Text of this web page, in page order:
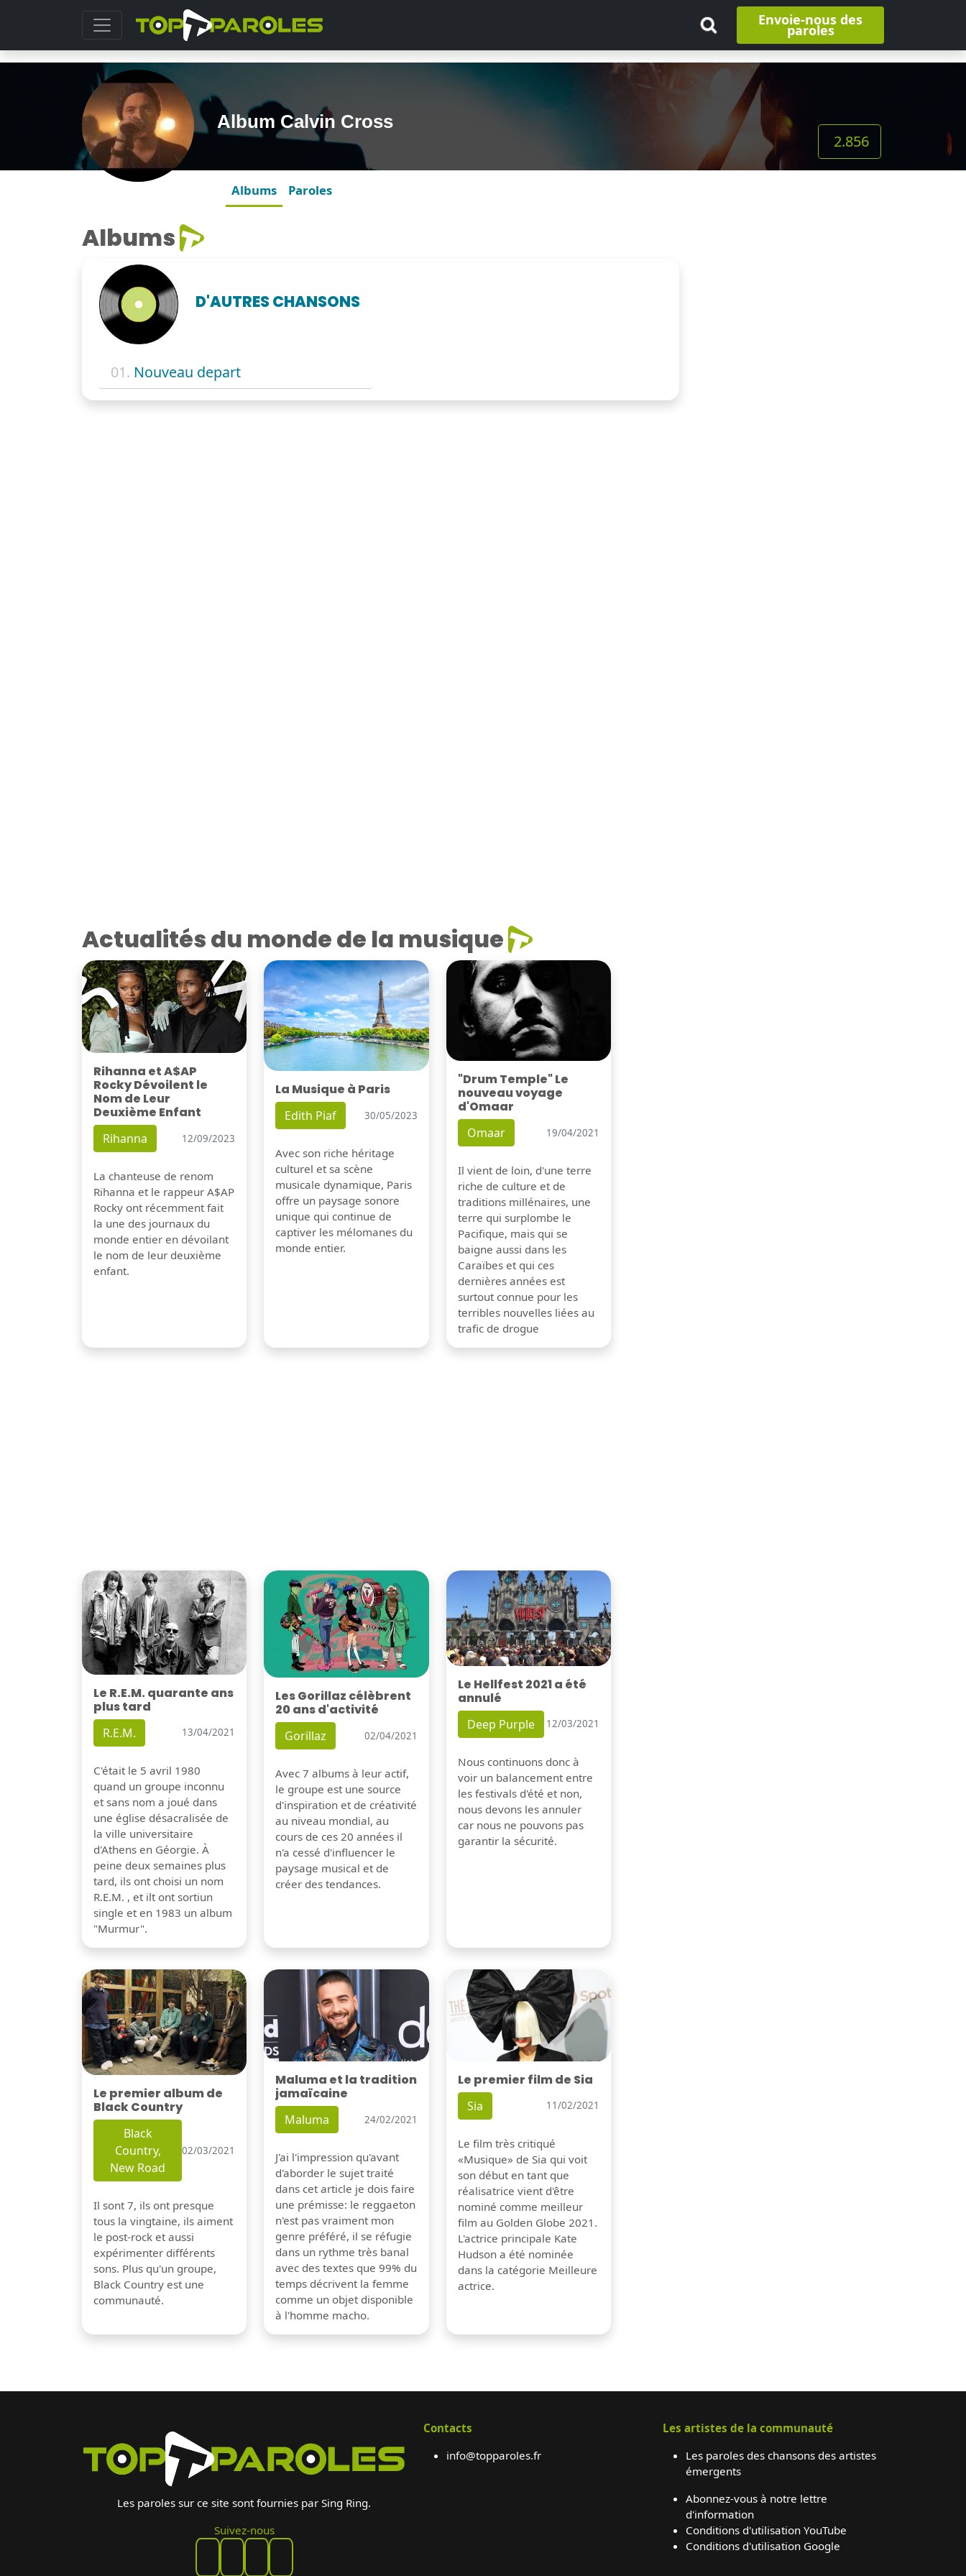
Envoie-nous des
paroles
Album Calvin Cross
2.856
Albums Paroles
Albums
D'AUTRES CHANSONS
01. Nouveau depart
Actualités du monde de la musique
Rihanna et A$AP
Rocky Dévoilent le
Nom de Leur
Deuxième Enfant
Rihanna 12/09/2023
La chanteuse de renom
Rihanna et le rappeur A$AP
Rocky ont récemment fait
la une des journaux du
monde entier en dévoilant
le nom de leur deuxième
enfant.
La Musique à Paris
Edith Piaf 30/05/2023
Avec son riche héritage
culturel et sa scène
musicale dynamique, Paris
offre un paysage sonore
unique qui continue de
captiver les mélomanes du
monde entier.
"Drum Temple" Le
nouveau voyage
d'Omaar
Omaar 19/04/2021
Il vient de loin, d'une terre
riche de culture et de
traditions millénaires, une
terre qui surplombe le
Pacifique, mais qui se
baigne aussi dans les
Caraïbes et qui ces
dernières années est
surtout connue pour les
terribles nouvelles liées au
trafic de drogue
Le R.E.M. quarante ans
plus tard
R.E.M. 13/04/2021
C'était le 5 avril 1980
quand un groupe inconnu
et sans nom a joué dans
une église désacralisée de
la ville universitaire
d'Athens en Géorgie. À
peine deux semaines plus
tard, ils ont choisi un nom
R.E.M. , et ilt ont sortiun
single et en 1983 un album
"Murmur".
Les Gorillaz célèbrent
20 ans d'activité
Gorillaz 02/04/2021
Avec 7 albums à leur actif,
le groupe est une source
d'inspiration et de créativité
au niveau mondial, au
cours de ces 20 années il
n'a cessé d'influencer le
paysage musical et de
créer des tendances.
Le Hellfest 2021 a été
annulé
Deep Purple 12/03/2021
Nous continuons donc à
voir un balancement entre
les festivals d'été et non,
nous devons les annuler
car nous ne pouvons pas
garantir la sécurité.
Le premier album de
Black Country
Black
Country,
New Road
02/03/2021
Il sont 7, ils ont presque
tous la vingtaine, ils aiment
le post-rock et aussi
expérimenter différents
sons. Plus qu'un groupe,
Black Country est une
communauté.
Maluma et la tradition
jamaïcaine
Maluma 24/02/2021
J'ai l'impression qu'avant
d'aborder le sujet traité
dans cet article je dois faire
une prémisse: le reggaeton
n'est pas vraiment mon
genre préféré, il se réfugie
dans un rythme très banal
avec des textes que 99% du
temps décrivent la femme
comme un objet disponible
à l'homme macho.
Le premier film de Sia
Sia 11/02/2021
Le film très critiqué
«Musique» de Sia qui voit
son début en tant que
réalisatrice vient d'être
nominé comme meilleur
film au Golden Globe 2021.
L'actrice principale Kate
Hudson a été nominée
dans la catégorie Meilleure
actrice.
Les paroles sur ce site sont fournies par Sing Ring.
Suivez-nous
Contacts
info@topparoles.fr
Les artistes de la communauté
Les paroles des chansons des artistes
émergents
Abonnez-vous à notre lettre
d'information
Conditions d'utilisation YouTube
Conditions d'utilisation Google